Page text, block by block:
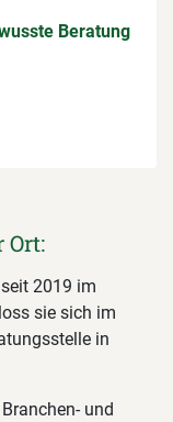
Beratung
Ort:
2019 im
sie sich im
in
und